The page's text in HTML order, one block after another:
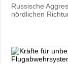
Russische
nördlichen